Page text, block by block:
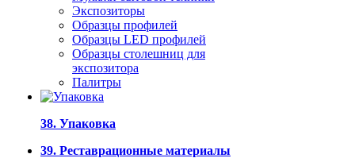
Экспозиторы
Образцы профилей
Образцы LED профилей
Образцы столешниц для
экспозитора
Палитры
38. Упаковка
39. Реставрационные материалы